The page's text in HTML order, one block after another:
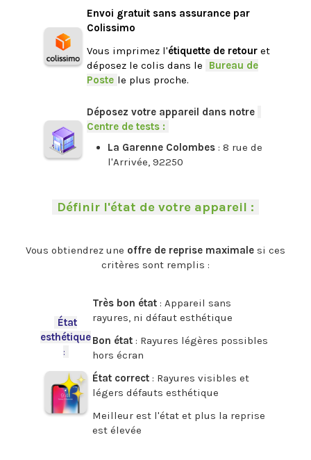
Envoi gratuit sans assurance par
Colissimo
Vous imprimez l'étiquette de retour et
déposez le colis dans le
Bureau de
Poste le plus proche.
Déposez votre appareil dans notre
Centre de tests :
La Garenne Colombes : 8 rue de
l'Arrivée, 92250
Définir l'état de votre appareil :
Vous obtiendrez une offre de reprise maximale si ces
critères sont remplis :
État
esthétique
:
Très bon état : Appareil sans
rayures, ni défaut esthétique
Bon état : Rayures légères possibles
hors écran
État correct : Rayures visibles et
légers défauts esthétique
Meilleur est l'état et plus la reprise
est élevée